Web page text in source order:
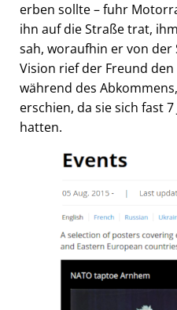
erben sollte – fuhr
ihn auf die Straße trat,
sah, woraufhin er von
Vision rief der Freund
während des
erschien, da sie sich fast
hatten.